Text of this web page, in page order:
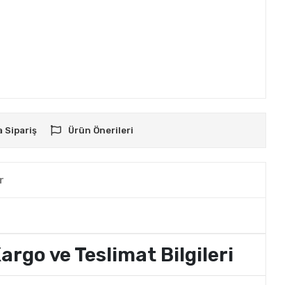
Sipariş Ürün Önerileri
ve Teslimat Bilgileri